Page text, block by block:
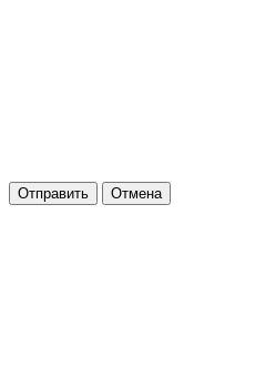
Отправить Отмена